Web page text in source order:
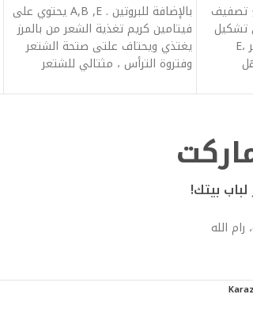
تصفيف
تشكيل
الشعردون تصلب. يترك الشعر ،E
بالإضافة للبروتين . A,B ,E يحتوي على
فيتامين كريم تغذية الشعر من بالمرز
يغتذي ويحتاف علتى صتحة الشتعر
وفتروة الترأس ، مثتالي للشتعر
بيتك!
الله